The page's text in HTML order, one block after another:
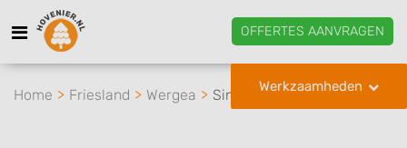
OFFERTES AANVRAGEN
Werkzaamheden
Home Friesland Wergea Sinnema Gardens